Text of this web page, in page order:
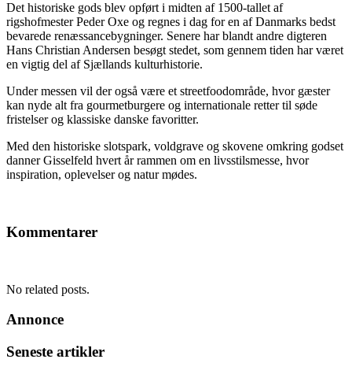
Det historiske gods blev opført i midten af 1500-tallet af
rigshofmester Peder Oxe og regnes i dag for en af Danmarks bedst
bevarede renæssancebygninger. Senere har blandt andre digteren
Hans Christian Andersen besøgt stedet, som gennem tiden har været
en vigtig del af Sjællands kulturhistorie.
Under messen vil der også være et streetfoodområde, hvor gæster
kan nyde alt fra gourmetburgere og internationale retter til søde
fristelser og klassiske danske favoritter.
Med den historiske slotspark, voldgrave og skovene omkring godset
danner Gisselfeld hvert år rammen om en livsstilsmesse, hvor
inspiration, oplevelser og natur mødes.
Kommentarer
No related posts.
Annonce
Seneste artikler